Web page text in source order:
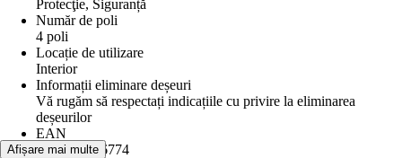
Protecţie, Siguranță
Număr de poli
4 poli
Locație de utilizare
Interior
Informații eliminare deșeuri
Vă rugăm să respectați indicațiile cu privire la eliminarea
deșeurilor
EAN
3606480586774
Afișare mai multe